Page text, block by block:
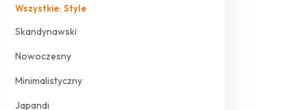
Wszystkie: Style
Skandynawski
Nowoczesny
Minimalistyczny
Japandi